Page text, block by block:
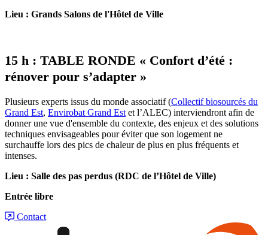
Lieu : Grands Salons de l'Hôtel de Ville
15 h : TABLE RONDE « Confort d’été :
rénover pour s’adapter »
Plusieurs experts issus du monde associatif (Collectif biosourcés du
Grand Est, Envirobat Grand Est et l’ALEC) interviendront afin de
donner une vue d'ensemble du contexte, des enjeux et des solutions
techniques envisageables pour éviter que son logement ne
surchauffe lors des pics de chaleur de plus en plus fréquents et
intenses.
Lieu : Salle des pas perdus (RDC de l’Hôtel de Ville)
Entrée libre
Contact